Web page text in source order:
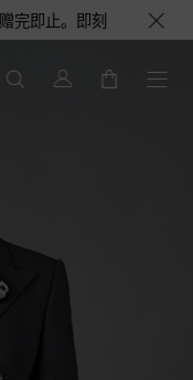
享花呗至高12期免息